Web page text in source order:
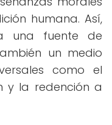
humana. Así,
una fuente de
un medio
como el
y la redención a